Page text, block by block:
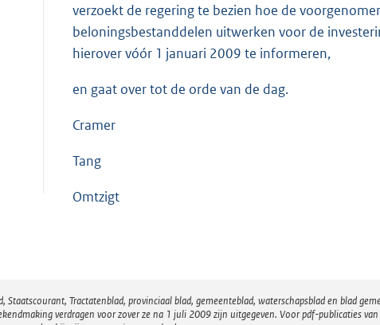
verzoekt de regering te bezien hoe de
beloningsbestanddelen uitwerken voor de
hierover vóór 1 januari 2009 te informeren,
en gaat over tot de orde van de dag.
Cramer
Tang
Omtzigt
Staatscourant, Tractatenblad, provinciaal blad, gemeenteblad, waterschapsblad en blad
verdragen voor zover ze na 1 juli 2009 zijn uitgegeven. Voor pdf-publicaties